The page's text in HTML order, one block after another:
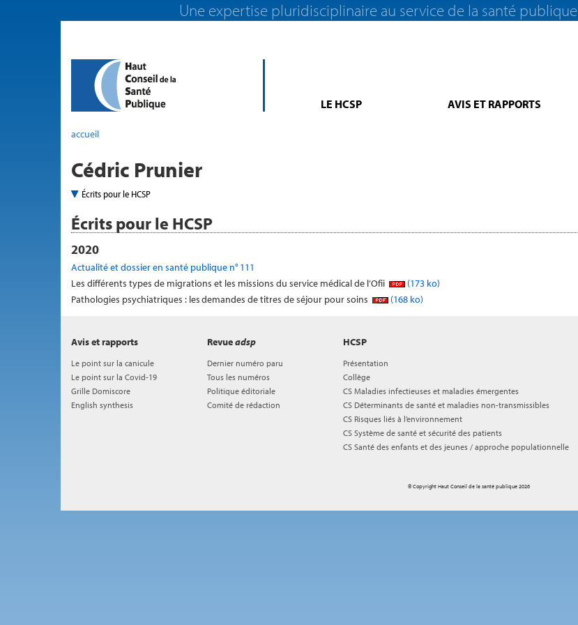
Une expertise pluridisciplinaire au service de la santé publique
LE HCSP AVIS ET RAPPORTS
accueil
Cédric Prunier
Écrits pour le HCSP
Écrits pour le HCSP
2020
Actualité et dossier en santé publique n° 111
Les différents types de migrations et les missions du service médical de l’Ofii
(173 ko)
Pathologies psychiatriques : les demandes de titres de séjour pour soins
(168 ko)
HCSP
Présentation
Collège
CS Maladies infectieuses et maladies émergentes
CS Déterminants de santé et maladies non-transmissibles
CS Risques liés à l’environnement
CS Système de santé et sécurité des patients
CS Santé des enfants et des jeunes / approche populationnelle
Avis et rapports
Le point sur la canicule
Le point sur la Covid-19
Grille Domiscore
English synthesis
Revueadsp
Dernier numéro paru
Tous les numéros
Politique éditoriale
Comité de rédaction
© Copyright Haut Conseil de la santé publique 2026